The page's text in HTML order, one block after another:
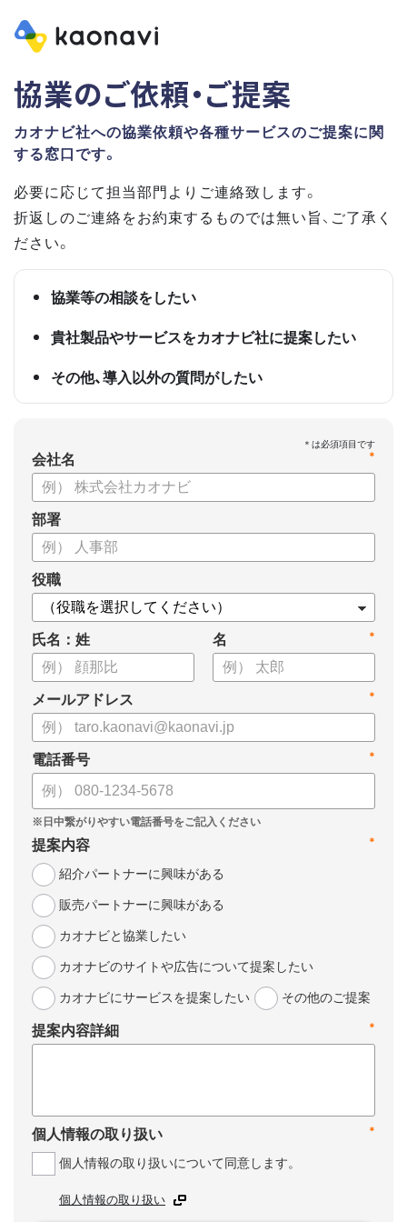
協業のご依頼・ご提案
カオナビ社への協業依頼や各種サービスのご提案に関
する窓口です。
必要に応じて担当部門よりご連絡致します。
折返しのご連絡をお約束するものでは無い旨、ご了承く
ださい。
協業等の相談をしたい
貴社製品やサービスをカオナビ社に提案したい
その他、導入以外の質問がしたい
*
会社名
部署
役職
氏名：姓 *
名
*
メールアドレス
*
電話番号
*
提案内容
紹介パートナーに興味がある
販売パートナーに興味がある
カオナビと協業したい
カオナビのサイトや広告について提案したい
カオナビにサービスを提案したい
その他のご提案
*
提案内容詳細
*
個人情報の取り扱い
個人情報の取り扱いについて同意します。
個人情報の取り扱い